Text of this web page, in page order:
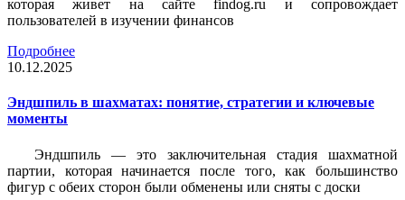
которая живет на сайте findog.ru и сопровождает
пользователей в изучении финансов
Подробнее
10.12.2025
Эндшпиль в шахматах: понятие, стратегии и ключевые
моменты
Эндшпиль — это заключительная стадия шахматной
партии, которая начинается после того, как большинство
фигур с обеих сторон были обменены или сняты с доски